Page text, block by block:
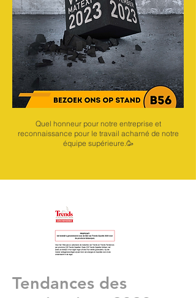
Quel honneur pour notre entreprise et
reconnaissance pour le travail acharné de notre
équipe supérieure.🥳
Tendances des